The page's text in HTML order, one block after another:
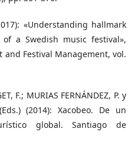
«Understanding hallmark
a Swedish music festival»,
Festival Management, vol.
F.; MURIAS FERNÁNDEZ, P. y
(2014): Xacobeo. De un
global. Santiago de